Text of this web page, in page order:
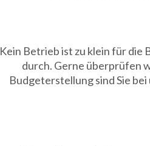
Kein Betrieb ist zu klein für
durch. Gerne überprüfen
Budgeterstellung sind Sie